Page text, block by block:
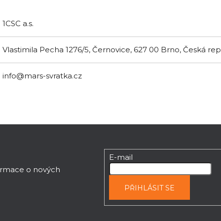
1CSC a.s.
Vlastimila Pecha 1276/5, Černovice, 627 00 Brno, Česká
info@mars-svratka.cz
o nových
E-mail
PŘIHLÁSIT SE